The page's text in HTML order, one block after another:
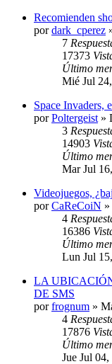
Recomienden
pordark_cperez
7
17373
Último
Mié Jul
Space Invaders,
porPoltergeist »
3
14903
Último
Mar Jul
Videojuegos,
porCaReCoiN »
4
16386
Último
Lun Jul
LA
DE SMS
porfrognum »
4
17876
Último
Jue Jul